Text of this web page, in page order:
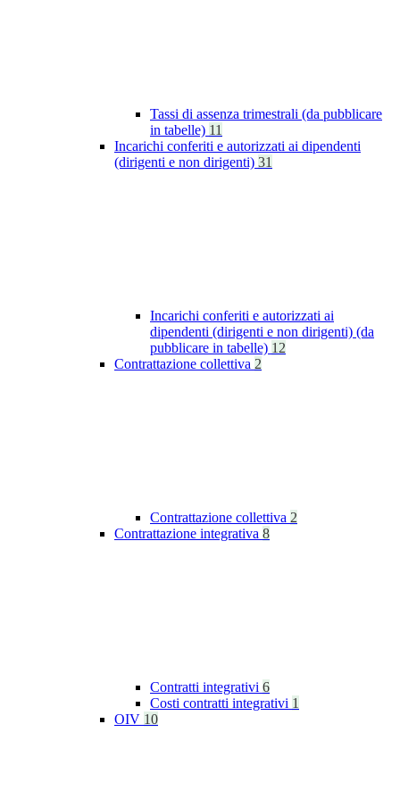
Tassi di assenza trimestrali (da pubblicare
in tabelle) 11
Incarichi conferiti e autorizzati ai dipendenti
(dirigenti e non dirigenti) 31
Incarichi conferiti e autorizzati ai
dipendenti (dirigenti e non dirigenti) (da
pubblicare in tabelle) 12
Contrattazione collettiva 2
Contrattazione collettiva 2
Contrattazione integrativa 8
Contratti integrativi 6
Costi contratti integrativi 1
OIV 10